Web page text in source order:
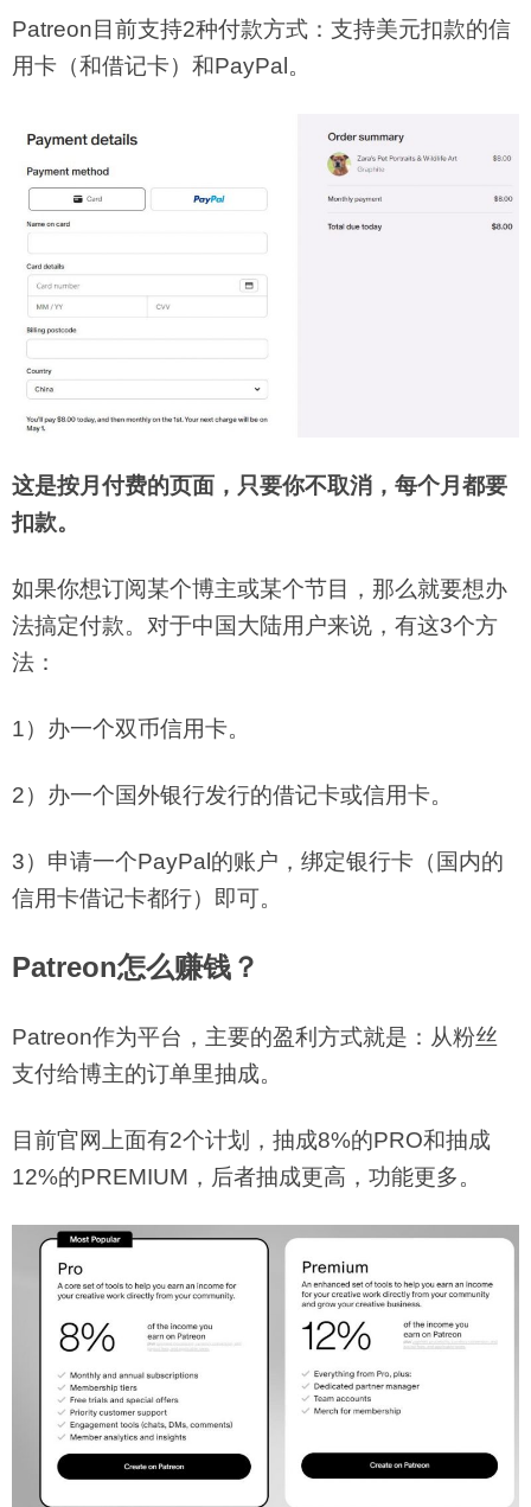
Patreon目前支持2种付款方式：支持美元扣款的信
用卡（和借记卡）和PayPal。
这是按月付费的页面，只要你不取消，每个月都要
扣款。
如果你想订阅某个博主或某个节目，那么就要想办
法搞定付款。对于中国大陆用户来说，有这3个方
法：
1）办一个双币信用卡。
2）办一个国外银行发行的借记卡或信用卡。
3）申请一个PayPal的账户，绑定银行卡（国内的
信用卡借记卡都行）即可。
Patreon怎么赚钱？
Patreon作为平台，主要的盈利方式就是：从粉丝
支付给博主的订单里抽成。
目前官网上面有2个计划，抽成8%的PRO和抽成
12%的PREMIUM，后者抽成更高，功能更多。